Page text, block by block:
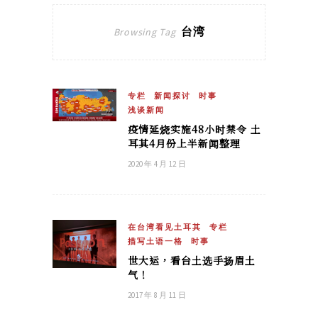
Browsing Tag 台湾
专栏 新闻探讨
时事
浅谈新闻
疫情延烧实施48小时禁令 土
耳其4月份上半新闻整理
2020 年 4 月 12 日
在台湾看见土耳其
专栏
描写土语一格
时事
世大运，看台土选手扬眉土
气！
2017 年 8 月 11 日